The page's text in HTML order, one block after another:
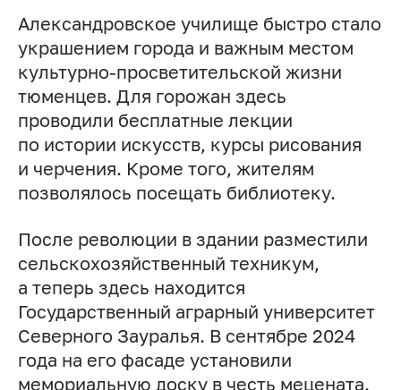
Александровское училище быстро стало
украшением города и важным местом
культурно-просветительской жизни
тюменцев. Для горожан здесь
проводили бесплатные лекции
по истории искусств, курсы рисования
и черчения. Кроме того, жителям
позволялось посещать библиотеку.
После революции в здании разместили
сельскохозяйственный техникум,
а теперь здесь находится
Государственный аграрный университет
Северного Зауралья. В сентябре 2024
года на его фасаде установили
мемориальную доску в честь мецената.